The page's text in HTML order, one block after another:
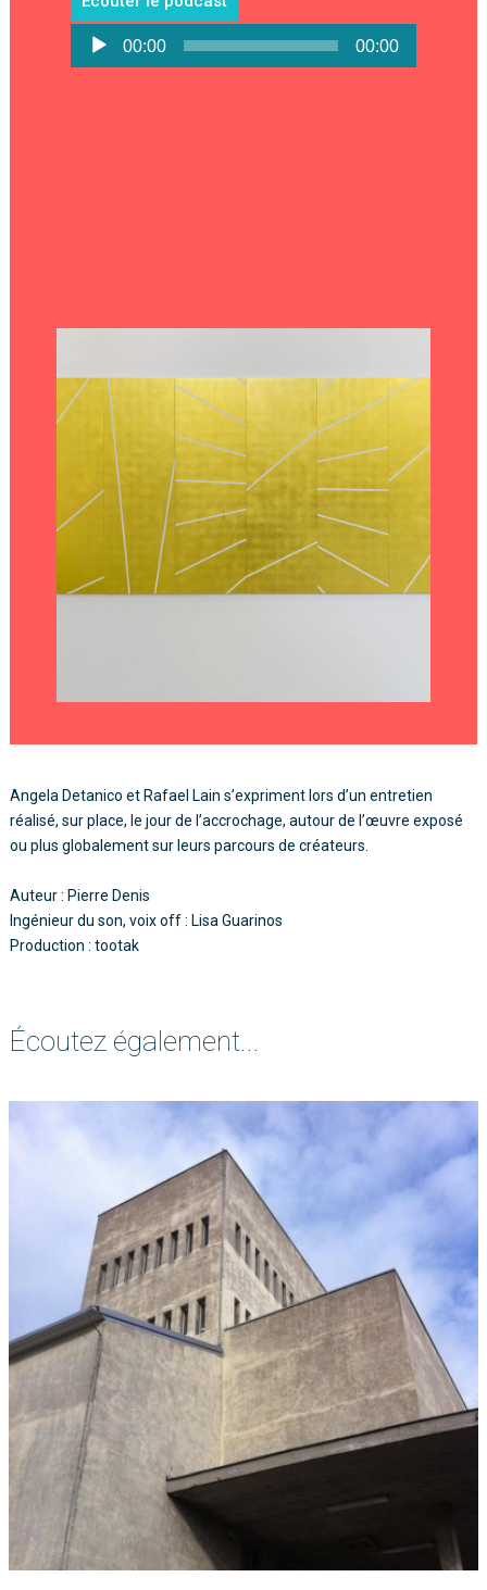
Lecteur
audio
00:00 00:00
Angela Detanico et Rafael Lain s’expriment lors d’un entretien
réalisé, sur place, le jour de l’accrochage, autour de l’œuvre exposé
ou plus globalement sur leurs parcours de créateurs.
Auteur : Pierre Denis
Ingénieur du son, voix off : Lisa Guarinos
Production : tootak
Écoutez également...